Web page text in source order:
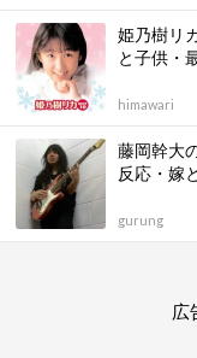
姫乃樹リ
と子供・
himawari
藤岡幹大
反応・嫁
gurung
広